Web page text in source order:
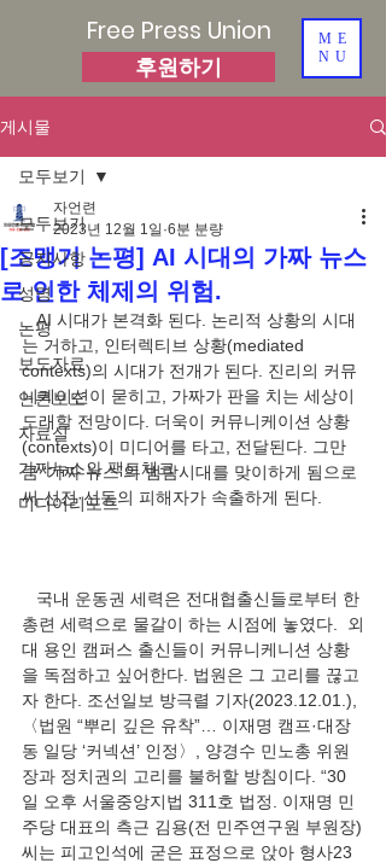
Free Press Union
후원하기
ME
NU
게시물
모두보기
공지사항
성명
논평
보도자료
언론보도
자료실
가짜뉴스와 팩트체크
미디어리포트
모두보기
[조맹기 논평] AI 시대의 가짜 뉴스
로 인한 체제의 위험.
자언련
2023년 12월 1일 6분 분량
   AI 시대가 본격화 된다. 논리적 상황의 시대
는 거하고, 인터렉티브 상황(mediated
contexts)의 시대가 전개가 된다. 진리의 커뮤
니케이션이 묻히고, 가짜가 판을 치는 세상이
도래할 전망이다. 더욱이 커뮤니케이션 상황
(contexts)이 미디어를 타고, 전달된다. 그만
큼 ‘가짜 뉴스’의 범람시대를 맞이하게 됨으로
총련 세력으로 물갈이 하는 시점에 놓였다.  외
대 용인 캠퍼스 출신들이 커뮤니케니션 상황
을 독점하고 싶어한다. 법원은 그 고리를 끊고
자 한다. 조선일보 방극렬 기자(2023.12.01.),
〈법원 “뿌리 깊은 유착”… 이재명 캠프·대장
동 일당 ‘커넥션’ 인정〉, 양경수 민노총 위원
장과 정치권의 고리를 불허할 방침이다. “30
일 오후 서울중앙지법 311호 법정. 이재명 민
주당 대표의 측근 김용(전 민주연구원 부원장)
씨는 피고인석에 굳은 표정으로 앉아 형사23